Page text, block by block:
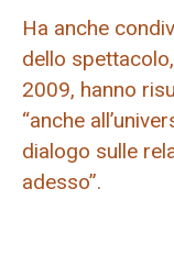
Ha anche
dello
2009, hanno
“anche
dialogo sulle
adesso”.